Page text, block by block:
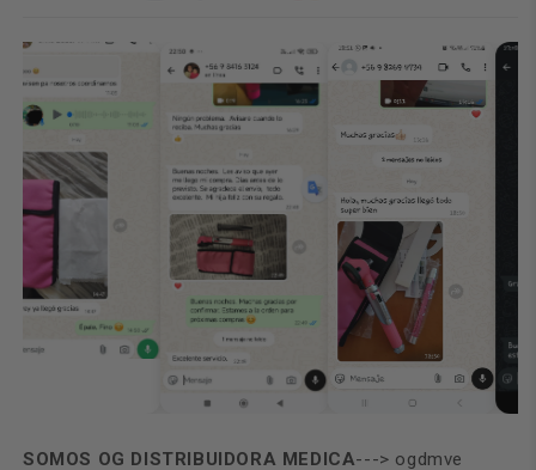
SOMOS OG DISTRIBUIDORA MEDICA---> ogdmve